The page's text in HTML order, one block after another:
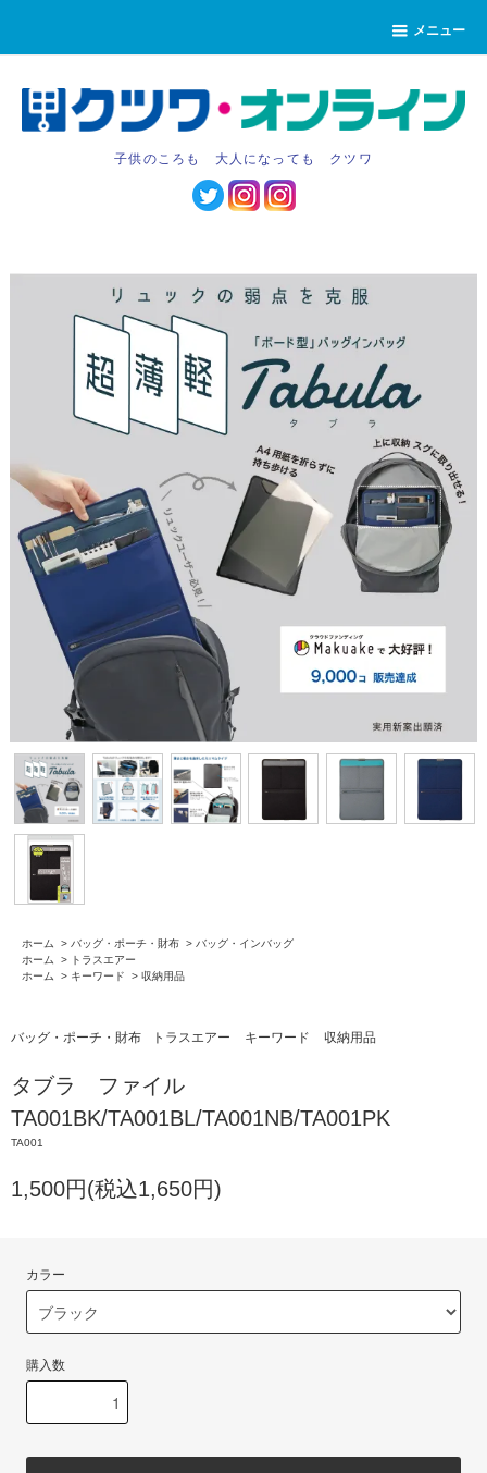
メニュー
子供のころも 大人になっても クツワ
ホーム > バッグ・ポーチ・財布 > バッグ・インバッグ
ホーム
> トラスエアー
ホーム
> キーワード > 収納用品
バッグ・ポーチ・財布 トラスエアー キーワード 収納用品
タブラ ファイル
TA001BK/TA001BL/TA001NB/TA001PK
TA001
1,500円(税込1,650円)
カラー
購入数